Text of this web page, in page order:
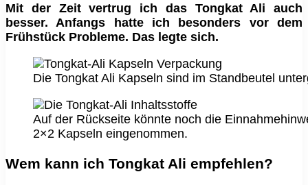
Mit der Zeit vertrug ich das Tongkat Ali auch
besser. Anfangs hatte ich besonders vor dem
Frühstück Probleme. Das legte sich.
Die Tongkat Ali Kapseln sind im Standbeutel
Auf der Rückseite könnte noch die
2×2 Kapseln eingenommen.
Wem kann ich Tongkat Ali empfehlen?